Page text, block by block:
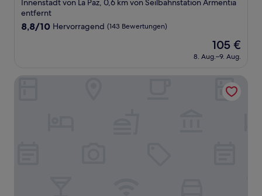
Unterkunft
Innenstadt von La Paz, 0,6 km von Seilbahnstation Armentia
entfernt
8.8
Bewertungen)
8,8/10 Hervorragend (143 Bewertungen)
Der
Preis
beträgt
105 €
8. Aug.–9. Aug.